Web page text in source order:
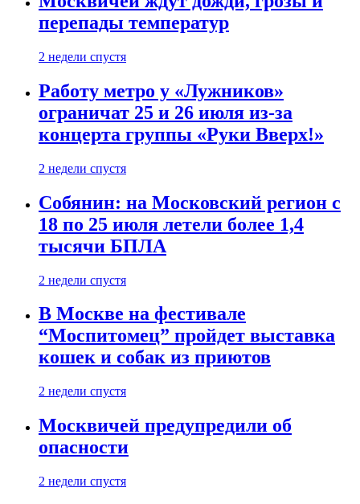
перепады температур
2 недели спустя
Работу метро у «Лужников»
ограничат 25 и 26 июля из-за
концерта группы «Руки Вверх!»
2 недели спустя
Собянин: на Московский регион с
18 по 25 июля летели более 1,4
тысячи БПЛА
2 недели спустя
В Москве на фестивале
“Моспитомец” пройдет выставка
кошек и собак из приютов
2 недели спустя
Москвичей предупредили об
опасности
2 недели спустя